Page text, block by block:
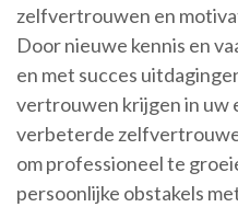
zelfvertrouwen en
Door nieuwe kennis en
en met succes
vertrouwen krijgen in uw
verbeterde
om professioneel te
persoonlijke obstakels